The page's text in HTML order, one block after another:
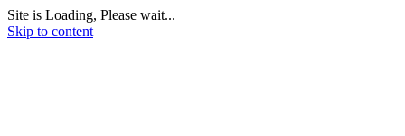
Site is Loading, Please wait...
Skip to content